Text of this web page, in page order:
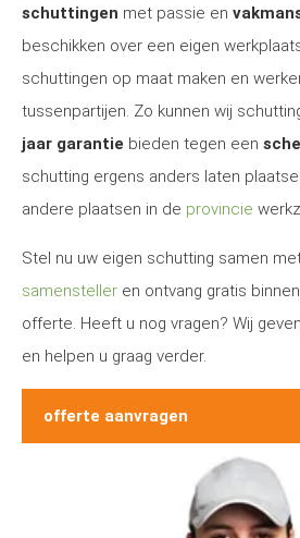
schuttingen met passie en
beschikken over een eigen
schuttingen op maat maken en
tussenpartijen. Zo kunnen wij
jaar garantie bieden tegen een
schutting ergens anders laten
andere plaatsen in de provincie
Stel nu uw eigen schutting samen
samensteller en ontvang gratis
offerte. Heeft u nog vragen? Wij
en helpen u graag verder.
offerte aanvragen